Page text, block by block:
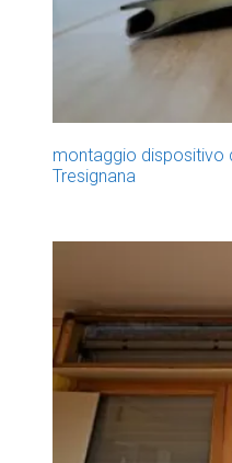
montaggio dispositivo
Tresignana